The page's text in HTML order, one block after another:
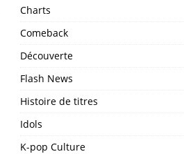
Charts
Comeback
Découverte
Flash News
Histoire de titres
Idols
K-pop Culture